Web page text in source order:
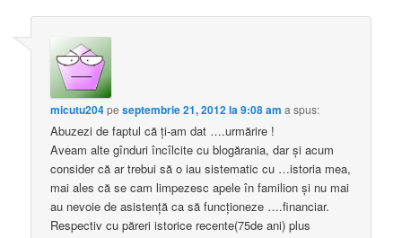
micutu204peseptembrie 21, 2012 la 9:08 am a spus:
Abuzezi de faptul că ţi-am dat ….urmărire !
Aveam alte gînduri încîlcite cu blogărania, dar şi acum
consider că ar trebui să o iau sistematic cu …istoria mea,
mai ales că se cam limpezesc apele în familion şi nu mai
au nevoie de asistenţă ca să funcţioneze ….financiar.
Respectiv cu păreri istorice recente(75de ani) plus